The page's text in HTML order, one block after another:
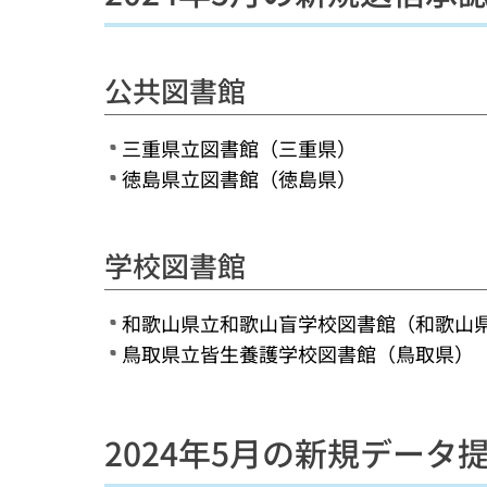
公共図書館
三重県立図書館（三重県）
徳島県立図書館（徳島県）
学校図書館
和歌山県立和歌山盲学校図書館（和歌山県
鳥取県立皆生養護学校図書館（鳥取県）
2024年5月の新規データ